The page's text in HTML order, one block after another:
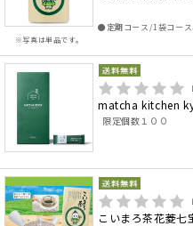
※写真は単品です。
●定期コース/1袋コース
matcha kitchen
限定個数１００
こいまろ茶花菱七